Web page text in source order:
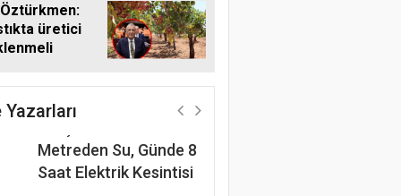
üretici
Yazarları
Harun Göksel
220 Kilometrelik
Kanalın Sonundaki Acı
Metreden Su, Günde 8
Saat Elektrik Kesintisi